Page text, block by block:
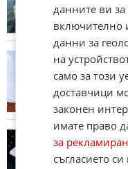
в
данните ви
включително
данни за
на
само за този
доставчици
законен
имате право
за
съгласието